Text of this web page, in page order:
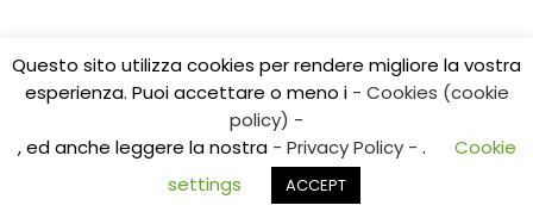
Copyright 2017 CEDIDO v.2.3 | All Rights Reserved | Tel.
0761/325584
E-mail: cedidoviterbo@gmail.com | E-mail:
centroricerchealtolazio@gmail.com
Facebook
Questo sito utilizza cookies per rendere migliore la vostra
esperienza. Puoi accettare o meno i - Cookies (cookie
policy) -
, ed anche leggere la nostra - Privacy Policy - .
Cookie
settings
ACCEPT